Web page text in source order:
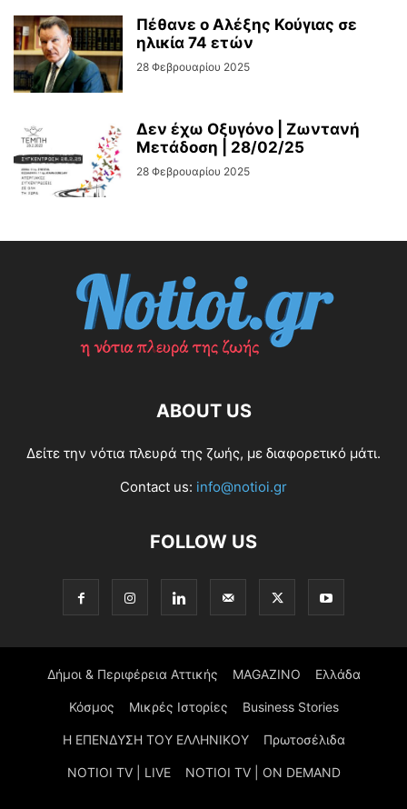
Πέθανε ο Αλέξης Κούγιας σε
ηλικία 74 ετών
28 Φεβρουαρίου 2025
Δεν έχω Οξυγόνο | Ζωντανή
Μετάδοση | 28/02/25
28 Φεβρουαρίου 2025
ABOUT US
Δείτε την νότια πλευρά της ζωής, με διαφορετικό μάτι.
Contact us: info@notioi.gr
FOLLOW US
Δήμοι & Περιφέρεια Αττικής MAGAZINO Ελλάδα
Κόσμος Μικρές Ιστορίες Business Stories
Η ΕΠΕΝΔΥΣΗ ΤΟΥ ΕΛΛΗΝΙΚΟΥ Πρωτοσέλιδα
NOTIOI TV | LIVE NOTIOI TV | ON DEMAND